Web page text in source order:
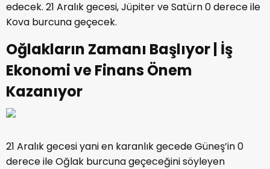
edecek. 21 Aralık gecesi, Jüpiter ve Satürn 0 derece ile
Kova burcuna geçecek.
Oğlakların Zamanı Başlıyor | İş
Ekonomi ve Finans Önem
Kazanıyor
21 Aralık gecesi yani en karanlık gecede Güneş’in 0
derece ile Oğlak burcuna geçeceğini söyleyen